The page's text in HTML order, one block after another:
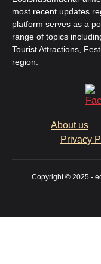
most recent updates
platform serves as a
range of topics
Tourist Attractions,
region.
About us
Privacy
Copyright © 2025 -